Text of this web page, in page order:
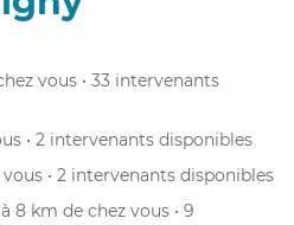
vous • 33 intervenants
• 2 intervenants disponibles
• 2 intervenants disponibles
à 8 km de chez vous • 9